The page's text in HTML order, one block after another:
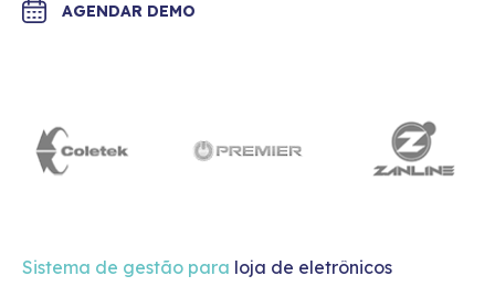
AGENDAR DEMO
Sistema de gestão para loja de eletrônicos